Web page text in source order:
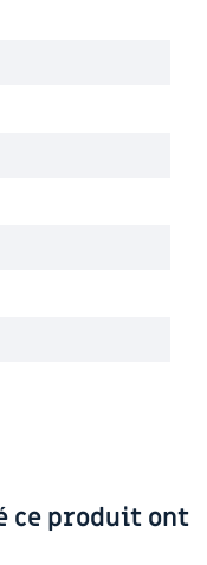
ce produit ont